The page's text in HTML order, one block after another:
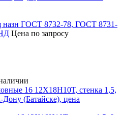
назн ГОСТ 8732-78, ГОСТ 8731-
Цена по запросу